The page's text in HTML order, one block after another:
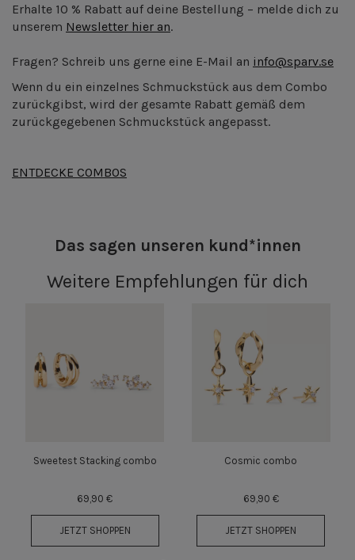
Erhalte 10 % Rabatt auf deine Bestellung – melde dich zu
unserem Newsletter hier an.
Fragen? Schreib uns gerne eine E-Mail an info@sparv.se
Wenn du ein einzelnes Schmuckstück aus dem Combo
zurückgibst, wird der gesamte Rabatt gemäß dem
zurückgegebenen Schmuckstück angepasst.
ENTDECKE COMBOS
Das sagen unseren kund*innen
Weitere Empfehlungen für dich
Sweetest Stacking combo
69,90 €
JETZT SHOPPEN
Cosmic combo
69,90 €
JETZT SHOPPEN